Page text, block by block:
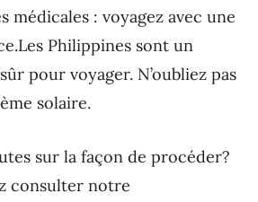
médicales : voyagez avec une
Philippines sont un
pour voyager. N’oubliez pas
solaire.
sur la façon de procéder?
consulter notre